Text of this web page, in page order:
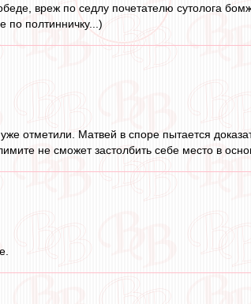
вреж по седлу почетателю сутолога
по полтинничку...)
отметили. Матвей в споре пытается
не сможет застолбить себе место в